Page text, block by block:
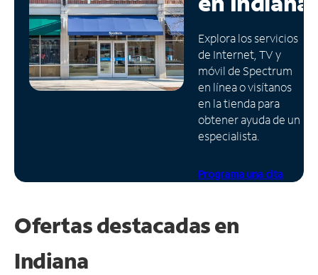
Administrar
cuenta
Encuentra
una
tienda
Explora los servicios
de Internet, TV y
móvil de Spectrum
en línea o visítanos
en la tienda para
obtener ayuda de un
especialista.
Programa una cita
Ofertas destacadas en
Indiana